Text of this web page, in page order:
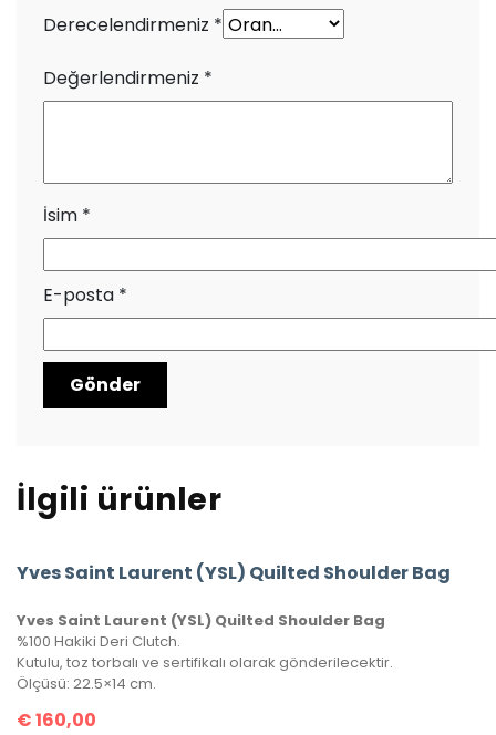
Derecelendirmeniz *
Değerlendirmeniz *
İsim *
E-posta *
İlgili ürünler
Yves Saint Laurent (YSL) Quilted Shoulder Bag
Yves Saint Laurent (YSL) Quilted Shoulder Bag
%100 Hakiki Deri Clutch.
Kutulu, toz torbalı ve sertifikalı olarak gönderilecektir.
Ölçüsü: 22.5×14 cm.
€160,00